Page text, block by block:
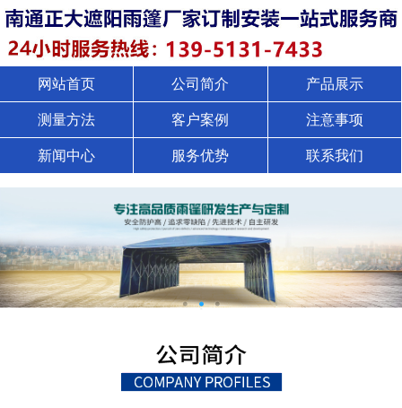
网站首页 公司简介 产品展示
测量方法 客户案例 注意事项
新闻中心 服务优势 联系我们